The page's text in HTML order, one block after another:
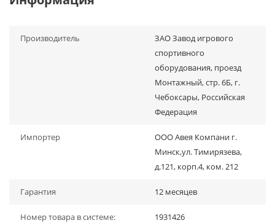
Производитель
ЗАО Завод игрового
спортивного
оборудования, проезд
Монтажный, стр. 6Б, г.
Чебоксары, Российская
Федерация
Импортер
ООО Авея Компани г.
Минск,ул. Тимирязева,
д.121, корп.4, ком. 212
Гарантия 12 месяцев
Номер товара в системе: 1931426